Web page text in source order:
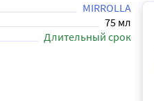
MIRROLLA
75 мл
Длительный срок